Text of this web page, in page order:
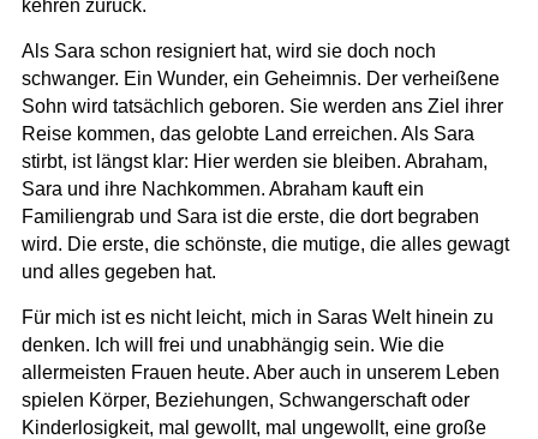
kehren zurück.
Als Sara schon resigniert hat, wird sie doch noch
schwanger. Ein Wunder, ein Geheimnis. Der verheißene
Sohn wird tatsächlich geboren. Sie werden ans Ziel ihrer
Reise kommen, das gelobte Land erreichen. Als Sara
stirbt, ist längst klar: Hier werden sie bleiben. Abraham,
Sara und ihre Nachkommen. Abraham kauft ein
Familiengrab und Sara ist die erste, die dort begraben
wird. Die erste, die schönste, die mutige, die alles gewagt
und alles gegeben hat.
Für mich ist es nicht leicht, mich in Saras Welt hinein zu
denken. Ich will frei und unabhängig sein. Wie die
allermeisten Frauen heute. Aber auch in unserem Leben
spielen Körper, Beziehungen, Schwangerschaft oder
Kinderlosigkeit, mal gewollt, mal ungewollt, eine große